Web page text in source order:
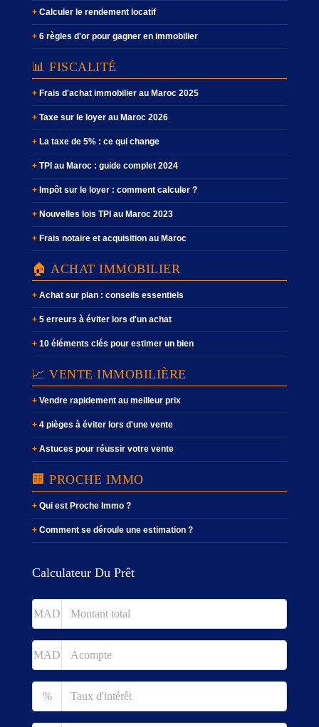
Calculer le rendement locatif
6 règles d'or pour gagner en immobilier
📊 FISCALITÉ
Frais d'achat immobilier au Maroc 2025
Taxe sur le loyer au Maroc 2026
La taxe de 5% : ce qui change
TPI au Maroc : guide complet 2024
Impôt sur le loyer : comment calculer ?
Nouvelles lois TPI au Maroc 2023
Frais notaire et acquisition au Maroc
🏠 ACHAT IMMOBILIER
Achat sur plan : conseils essentiels
5 erreurs à éviter lors d'un achat
10 éléments clés pour estimer un bien
📈 VENTE IMMOBILIÈRE
Vendre rapidement au meilleur prix
4 pièges à éviter lors d'une vente
Astuces pour réussir votre vente
🏢 PROCHE IMMO
Qui est Proche Immo ?
Comment se déroule une estimation ?
Calculateur Du Prêt
MAD
MAD
%